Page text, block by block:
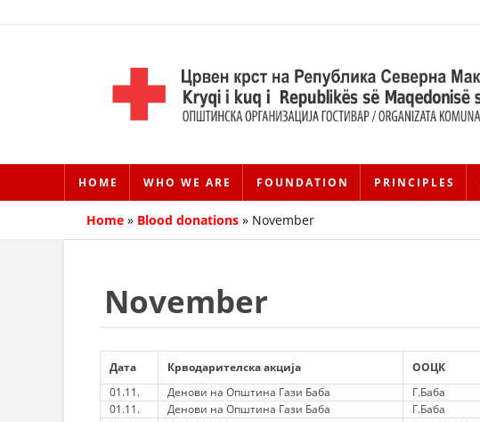
HOME WHO WE ARE FOUNDATION PRINCIPLES
Home » Blood donations » November
November
Дата Крводарителска акција ООЦК
01.11.
Денови на Општина Гази Баба Г.Баба
01.11.
Денови на Општина Гази Баба Г.Баба